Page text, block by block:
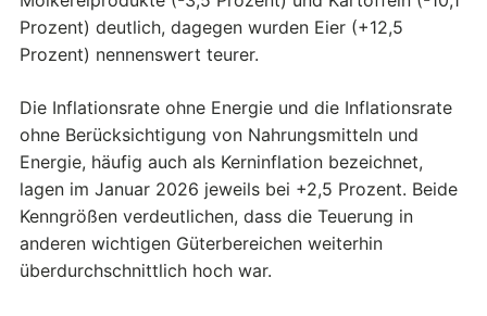
Prozent) deutlich, dagegen wurden Eier (+12,5
Prozent) nennenswert teurer.
Die Inflationsrate ohne Energie und die Inflationsrate
ohne Berücksichtigung von Nahrungsmitteln und
Energie, häufig auch als Kerninflation bezeichnet,
lagen im Januar 2026 jeweils bei +2,5 Prozent. Beide
Kenngrößen verdeutlichen, dass die Teuerung in
anderen wichtigen Güterbereichen weiterhin
überdurchschnittlich hoch war.